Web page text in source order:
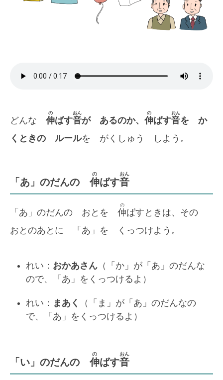
どんな伸
の
ばす音
おん
が あるのか、伸
の
ばす音
おん
を か
くときの ルールを がくしゅう しよう。
「あ」のだんの伸
の
ばす音
おん
「あ」のだんの おとを 伸
の
ばすときは、その
おとのあとに 「あ」を くっつけよう。
れい： おかあさん （「か」が「あ」のだんな
ので、「あ」をくっつけるよ）
れい： まあく
（「ま」が「あ」のだんなの
で、「あ」をくっつけるよ）
「い」のだんの伸
の
ばす音
おん